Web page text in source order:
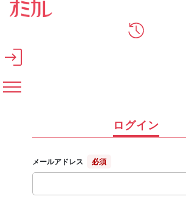
メインコンテンツへスキップ
ログイン
メールアドレス 必須